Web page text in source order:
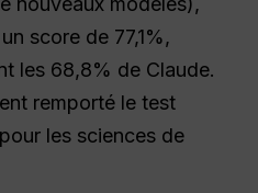
score de 77,1%,
les 68,8% de Claude.
remporté le test
les sciences de